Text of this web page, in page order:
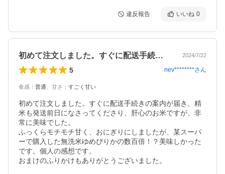
違反報告 いいね 0
初めて注文しました。すぐに配送手続きの… 2024/7/22
5 nev********さん
食感 ： 普通 甘さ ： すごく甘い
初めて注文しました。すぐに配送手続きの案内が届き、精
米も発送前日になさってくださり、肝心のお米ですが、非
常に美味でした。
ふっくらモチモチ甘く、おにぎりにしましたが、某スーパ
ーで購入した無洗米ゆめぴりかの数百倍！？美味しかった
です。個人の感想です。
おまけのふりかけもありがとうございました。